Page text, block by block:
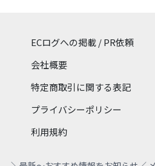
ECログへの掲載 / PR依頼
会社概要
特定商取引に関する表記
プライバシーポリシー
利用規約